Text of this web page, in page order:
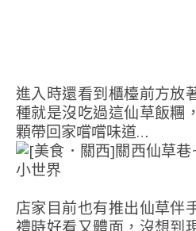
進入時還看到櫃檯前方放
種就是沒吃過這仙草飯糰
顆帶回家嚐嚐味道…
店家目前也有推出仙草伴